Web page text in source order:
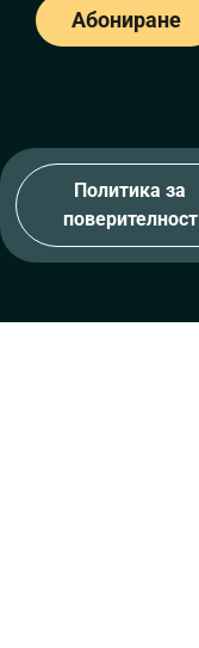
Абониране
Политика за
поверителност